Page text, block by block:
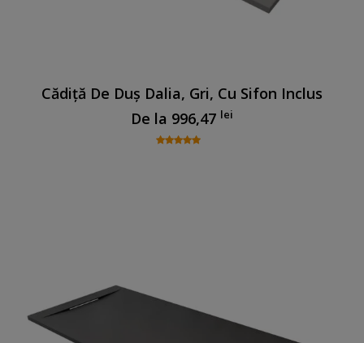
Cădiță De Duș Dalia, Gri, Cu Sifon Inclus
De la 996,47 lei